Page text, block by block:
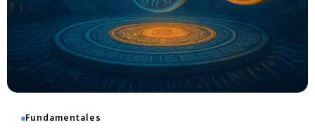
Fundamentales